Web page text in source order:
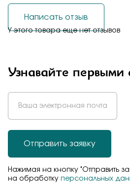
У этого товара еще нет отзывов
Написать отзыв
Узнавайте первыми
Отправить заявку
Нажимая на кнопку "Отправить
на обработку персональных